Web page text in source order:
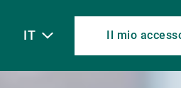
IT Il mio